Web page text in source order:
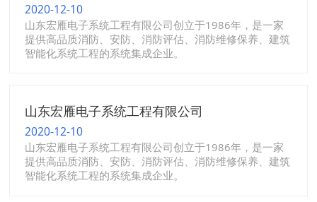
2020-12-10
山东宏雁电子系统工程有限公司创立于1986年，是一家
提供高品质消防、安防、消防评估、消防维修保养、建筑
智能化系统工程的系统集成企业。
山东宏雁电子系统工程有限公司
2020-12-10
山东宏雁电子系统工程有限公司创立于1986年，是一家
提供高品质消防、安防、消防评估、消防维修保养、建筑
智能化系统工程的系统集成企业。